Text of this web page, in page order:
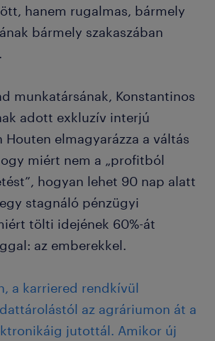
hanem rugalmas, bármely
bármely szakaszában
munkatársának, Konstantinos
adott exkluzív interjú
Houten elmagyarázza a váltás
miért nem a „profitból
hogyan lehet 90 nap alatt
stagnáló pénzügyi
tölti idejének 60%-át
az emberekkel.
a karriered rendkívül
az agráriumon át a
jutottál. Amikor új